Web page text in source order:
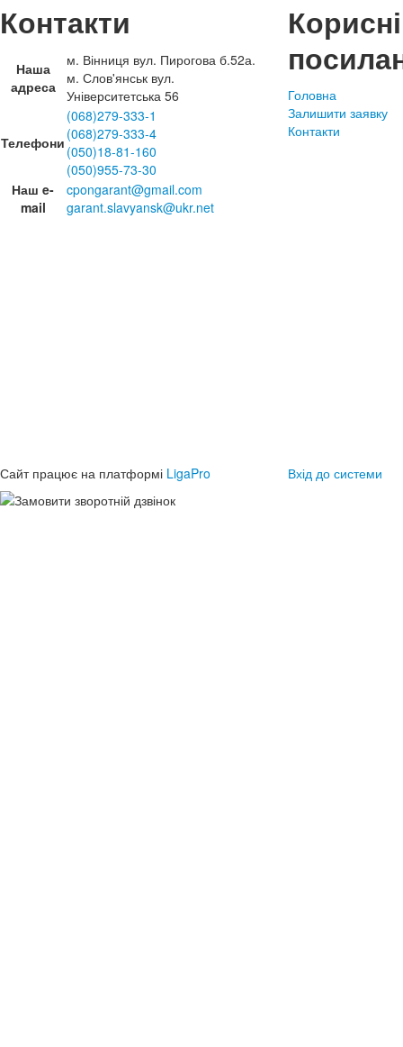
Контакти
Наша
адреса
м. Вінниця вул. Пирогова б.52а.
м. Слов'янськ вул.
Університетська 56
Телефони
(068)279-333-1
(068)279-333-4
(050)18-81-160
(050)955-73-30
Наш e-
mail
cpongarant@gmail.com
garant.slavyansk@ukr.net
Корисні
Головна
Залишити заявку
Контакти
Сайт працює на платформі LigaPro Вхід до системи